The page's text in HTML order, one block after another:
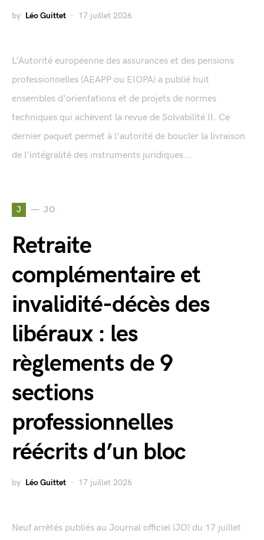
by Léo Guittet 17 juillet 2026
L'Autorité européenne des assurances et des pensions
professionnelles (AEAPP ou EIOPA) a publié huit
ensembles d'orientations et de projets de normes
techniques qui achèvent la revue de Solvabilité II. Ce
dernier paquet permet à l'autorité de boucler la livraison
de l'intégralité des instruments juridiques...
J JO
Retraite
complémentaire et
invalidité-décès des
libéraux : les
règlements de 9
sections
professionnelles
réécrits d’un bloc
by Léo Guittet 17 juillet 2026
Neuf arrêtés publiés au Journal officiel (JO) du 17 juillet